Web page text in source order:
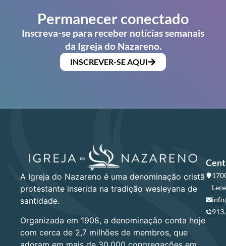
Permanecer conectado
Inscreva-se para receber notícias semanais
da Igreja do Nazareno.
INSCREVER-SE AQUI
A Igreja do Nazareno é uma denominação cristã
protestante inserida na tradição wesleyana de
santidade.
Organizada em 1908, a denominação conta hoje
com cerca de 2,7 milhões de membros, que